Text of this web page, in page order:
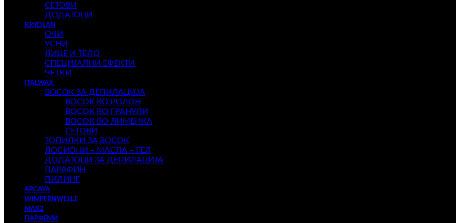
СЕТОВИ
ДОДАТОЦИ
KRYOLAN
ОЧИ
УСНИ
ЛИЦЕ И ТЕЛО
СПЕЦИЈАЛНИ ЕФЕКТИ
ЧЕТКИ
ITALWAX
ВОСОК ЗА ДЕПИЛАЦИЈА
ВОСОК ВО РОЛОН
ВОСОК ВО ГРАНУЛИ
ВОСОК ВО ЛИМЕНКА
СЕТОВИ
ТОПИЛКИ ЗА ВОСОК
ЛОСИОНИ – МАСЛА – ГЕЛ
ДОДАТОЦИ ЗА ДЕПИЛАЦИЈА
ПАРАФИН
ПИЛИНГ
ARCAYA
WIMPERNWELLE
MAX2
ПАРФЕМИ